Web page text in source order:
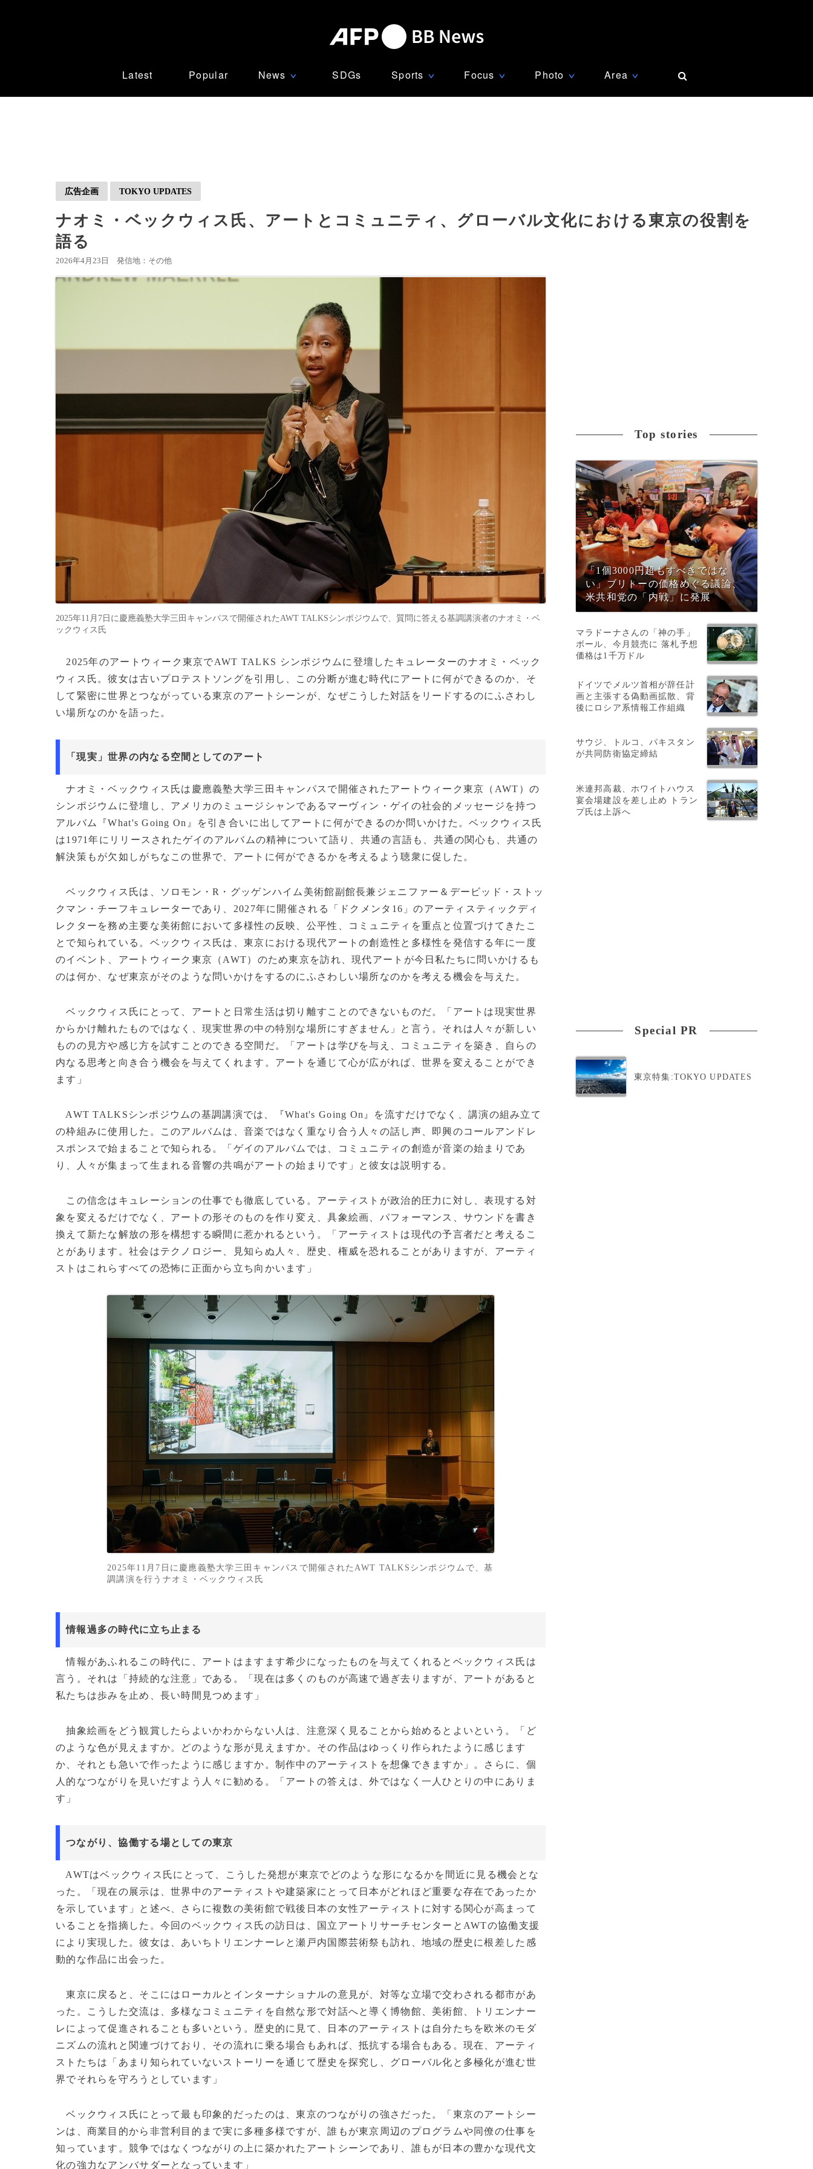
Latest Popular News ∨ SDGs Sports ∨ Focus ∨ Photo ∨ Area ∨
広告企画 TOKYO UPDATES
ナオミ・ベックウィス氏、アートとコミュニティ、グローバル文化における東京の役割を
語る
2026年4月23日 発信地：その他
2025年11月7日に慶應義塾大学三田キャンパスで開催されたAWT TALKSシンポジウムで、質問に答える基調講演者のナオミ・ベ
ックウィス氏
2025年のアートウィーク東京でAWT TALKS シンポジウムに登壇したキュレーターのナオミ・ベック
ウィス氏。彼女は古いプロテストソングを引用し、この分断が進む時代にアートに何ができるのか、そ
して緊密に世界とつながっている東京のアートシーンが、なぜこうした対話をリードするのにふさわし
い場所なのかを語った。
「現実」世界の内なる空間としてのアート
ナオミ・ベックウィス氏は慶應義塾大学三田キャンパスで開催されたアートウィーク東京（AWT）の
シンポジウムに登壇し、アメリカのミュージシャンであるマーヴィン・ゲイの社会的メッセージを持つ
アルバム『What's Going On』を引き合いに出してアートに何ができるのか問いかけた。ベックウィス氏
は1971年にリリースされたゲイのアルバムの精神について語り、共通の言語も、共通の関心も、共通の
解決策もが欠如しがちなこの世界で、アートに何ができるかを考えるよう聴衆に促した。
ベックウィス氏は、ソロモン・R・グッゲンハイム美術館副館長兼ジェニファー＆デービッド・ストッ
クマン・チーフキュレーターであり、2027年に開催される「ドクメンタ16」のアーティスティックディ
レクターを務め主要な美術館において多様性の反映、公平性、コミュニティを重点と位置づけてきたこ
とで知られている。ベックウィス氏は、東京における現代アートの創造性と多様性を発信する年に一度
のイベント、アートウィーク東京（AWT）のため東京を訪れ、現代アートが今日私たちに問いかけるも
のは何か、なぜ東京がそのような問いかけをするのにふさわしい場所なのかを考える機会を与えた。
ベックウィス氏にとって、アートと日常生活は切り離すことのできないものだ。「アートは現実世界
からかけ離れたものではなく、現実世界の中の特別な場所にすぎません」と言う。それは人々が新しい
ものの見方や感じ方を試すことのできる空間だ。「アートは学びを与え、コミュニティを築き、自らの
内なる思考と向き合う機会を与えてくれます。アートを通じて心が広がれば、世界を変えることができ
ます」
AWT TALKSシンポジウムの基調講演では、『What's Going On』を流すだけでなく、講演の組み立て
の枠組みに使用した。このアルバムは、音楽ではなく重なり合う人々の話し声、即興のコールアンドレ
スポンスで始まることで知られる。「ゲイのアルバムでは、コミュニティの創造が音楽の始まりであ
り、人々が集まって生まれる音響の共鳴がアートの始まりです」と彼女は説明する。
この信念はキュレーションの仕事でも徹底している。アーティストが政治的圧力に対し、表現する対
象を変えるだけでなく、アートの形そのものを作り変え、具象絵画、パフォーマンス、サウンドを書き
換えて新たな解放の形を構想する瞬間に惹かれるという。「アーティストは現代の予言者だと考えるこ
とがあります。社会はテクノロジー、見知らぬ人々、歴史、権威を恐れることがありますが、アーティ
ストはこれらすべての恐怖に正面から立ち向かいます」
2025年11月7日に慶應義塾大学三田キャンパスで開催されたAWT TALKSシンポジウムで、基
調講演を行うナオミ・ベックウィス氏
情報過多の時代に立ち止まる
情報があふれるこの時代に、アートはますます希少になったものを与えてくれるとベックウィス氏は
言う。それは「持続的な注意」である。「現在は多くのものが高速で過ぎ去りますが、アートがあると
私たちは歩みを止め、長い時間見つめます」
抽象絵画をどう観賞したらよいかわからない人は、注意深く見ることから始めるとよいという。「ど
のような色が見えますか。どのような形が見えますか。その作品はゆっくり作られたように感じます
か、それとも急いで作ったように感じますか。制作中のアーティストを想像できますか」。さらに、個
人的なつながりを見いだすよう人々に勧める。「アートの答えは、外ではなく一人ひとりの中にありま
す」
つながり、協働する場としての東京
AWTはベックウィス氏にとって、こうした発想が東京でどのような形になるかを間近に見る機会とな
った。「現在の展示は、世界中のアーティストや建築家にとって日本がどれほど重要な存在であったか
を示しています」と述べ、さらに複数の美術館で戦後日本の女性アーティストに対する関心が高まって
いることを指摘した。今回のベックウィス氏の訪日は、国立アートリサーチセンターとAWTの協働支援
により実現した。彼女は、あいちトリエンナーレと瀬戸内国際芸術祭も訪れ、地域の歴史に根差した感
動的な作品に出会った。
東京に戻ると、そこにはローカルとインターナショナルの意見が、対等な立場で交わされる都市があ
った。こうした交流は、多様なコミュニティを自然な形で対話へと導く博物館、美術館、トリエンナー
レによって促進されることも多いという。歴史的に見て、日本のアーティストは自分たちを欧米のモダ
ニズムの流れと関連づけており、その流れに乗る場合もあれば、抵抗する場合もある。現在、アーティ
ストたちは「あまり知られていないストーリーを通じて歴史を探究し、グローバル化と多極化が進む世
界でそれらを守ろうとしています」
ベックウィス氏にとって最も印象的だったのは、東京のつながりの強さだった。「東京のアートシー
ンは、商業目的から非営利目的まで実に多種多様ですが、誰もが東京周辺のプログラムや同僚の仕事を
知っています。競争ではなくつながりの上に築かれたアートシーンであり、誰もが日本の豊かな現代文
化の強力なアンバサダーとなっています」
Top stories
「1個3000円超もすべきではな
い」ブリトーの価格めぐる議論、
米共和党の「内戦」に発展
マラドーナさんの「神の手」
ボール、今月競売に 落札予想
価格は1千万ドル
ドイツでメルツ首相が辞任計
画と主張する偽動画拡散、背
後にロシア系情報工作組織
サウジ、トルコ、パキスタン
が共同防衛協定締結
米連邦高裁、ホワイトハウス
宴会場建設を差し止め トラン
プ氏は上訴へ
Special PR
東京特集:TOKYO UPDATES